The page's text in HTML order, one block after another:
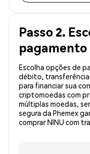
Passo 2.
pagamento
Escolha opções de
débito,
para financiar sua
criptomoedas com
múltiplas moedas,
segura da Phemex
comprar NINU com